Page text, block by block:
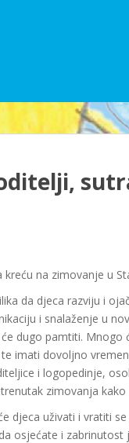
kreću na zimovanje u
da djeca razviju i
i snalaženje u
dugo pamtiti.
imati dovoljno
i logopedinje,
zimovanja
djeca uživati i vratiti
osjećate i zabrinutost